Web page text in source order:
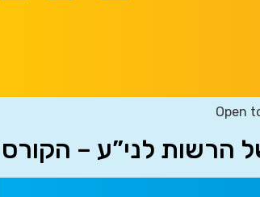
Open
הרשות לני”ע –